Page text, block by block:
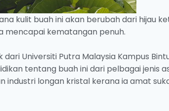
kulit buah ini akan berubah dari hijau
mencapai kematangan penuh.
Universiti Putra Malaysia Kampus
tentang buah ini dari pelbagai jenis
industri longan kristal kerana ia amat